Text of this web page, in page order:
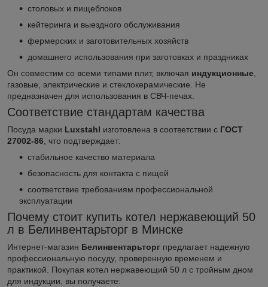
столовых и пищеблоков
кейтеринга и выездного обслуживания
фермерских и заготовительных хозяйств
домашнего использования при заготовках и праздниках
Он совместим со всеми типами плит, включая индукционные
газовые, электрические и стеклокерамические. Не
предназначен для использования в СВЧ-печах.
Соответствие стандартам качества
Посуда марки Luxstahl изготовлена в соответствии с ГОСТ
27002-86 , что подтверждает:
стабильное качество материала
безопасность для контакта с пищей
соответствие требованиям профессиональной
эксплуатации
Почему стоит купить котел нержавеющий 50
л в Белинвентарьторг в Минске
Интернет-магазин Белинвентарьторг предлагает надежную
профессиональную посуду, проверенную временем и
практикой. Покупая котел нержавеющий 50 л с тройным дном
для индукции, вы получаете: